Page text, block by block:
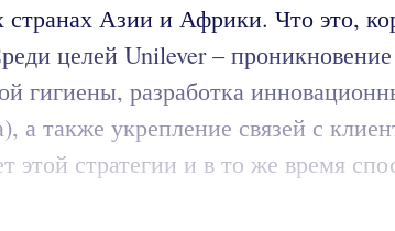
Азии и Африки. Что это,
целей Unilever –
разработка
а также укрепление связей с
стратегии и в то же время